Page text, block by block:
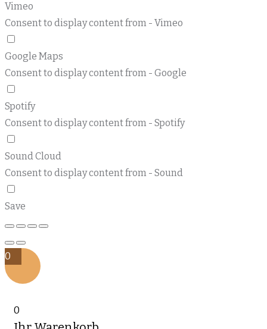
Vimeo
Consent to display content from - Vimeo
Google Maps
Consent to display content from - Google
Spotify
Consent to display content from - Spotify
Sound Cloud
Consent to display content from - Sound
Save
0
0